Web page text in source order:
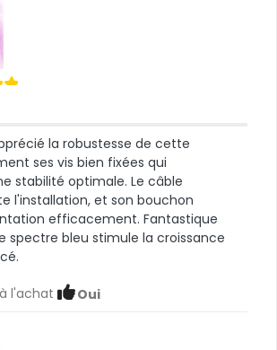
la robustesse de cette
ses vis bien fixées qui
stabilité optimale. Le câble
l'installation, et son bouchon
efficacement. Fantastique
spectre bleu stimule la croissance
l'achat Oui